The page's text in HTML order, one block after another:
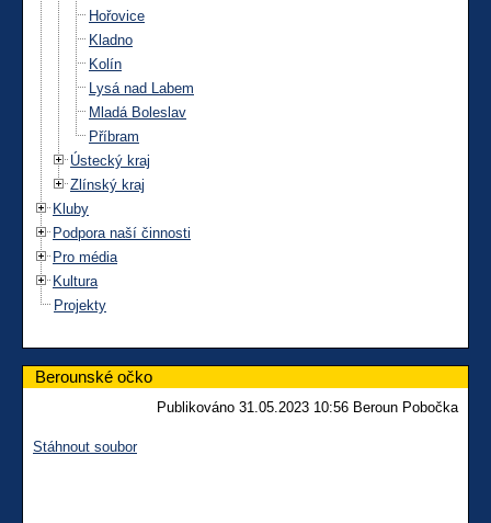
Hořovice
Kladno
Kolín
Lysá nad Labem
Mladá Boleslav
Příbram
Ústecký kraj
Zlínský kraj
Kluby
Podpora naší činnosti
Pro média
Kultura
Projekty
Berounské očko
Publikováno 31.05.2023 10:56 Beroun Pobočka
Stáhnout soubor